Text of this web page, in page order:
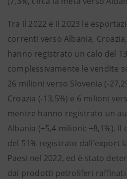
Tra il 2022 e il 2023 le
correnti verso Albania,
hanno registrato un calo del
complessivamente le vendite
26 milioni verso Slovenia (-
Croazia (-13,5%) e 6 milioni
mentre hanno registrato un
Albania (+5,4 milioni; +8,1%). Il
del 51% registrato dall’export
Paesi nel 2022, ed è stato
dai prodotti petroliferi raffinati